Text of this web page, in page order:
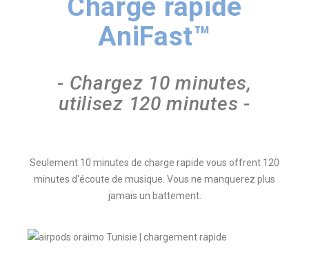
Charge rapide
AniFast™
- Chargez 10 minutes,
utilisez 120 minutes -
Seulement 10 minutes de charge rapide vous offrent 120
minutes d'écoute de musique. Vous ne manquerez plus
jamais un battement.